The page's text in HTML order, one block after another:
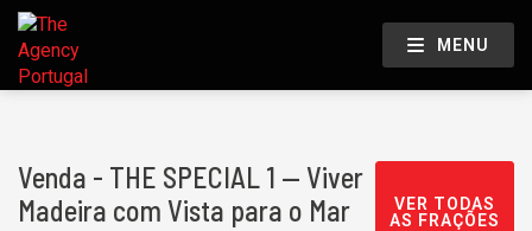
MENU
Venda - THE SPECIAL 1 — Viver
Madeira com Vista para o Mar
VER TODAS
AS FRAÇÕES